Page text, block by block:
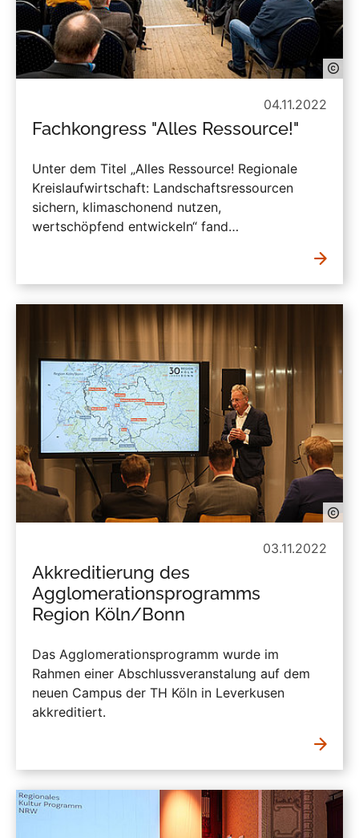
04.11.2022
Fachkongress "Alles Ressource!"
Unter dem Titel „Alles Ressource! Regionale
Kreislaufwirtschaft: Landschaftsressourcen
sichern, klimaschonend nutzen,
wertschöpfend entwickeln“ fand…
03.11.2022
Akkreditierung des
Agglomerationsprogramms
Region Köln/Bonn
Das Agglomerationsprogramm wurde im
Rahmen einer Abschlussveranstalung auf dem
neuen Campus der TH Köln in Leverkusen
akkreditiert.